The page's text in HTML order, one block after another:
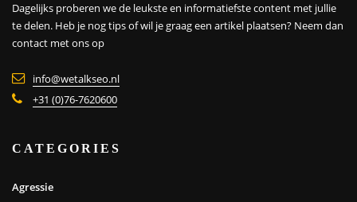
Dagelijks proberen we de leukste en informatiefste content met jullie
te delen. Heb je nog tips of wil je graag een artikel plaatsen? Neem dan
contact met ons op
info@wetalkseo.nl
+31 (0)76-7620600
CATEGORIES
Agressie